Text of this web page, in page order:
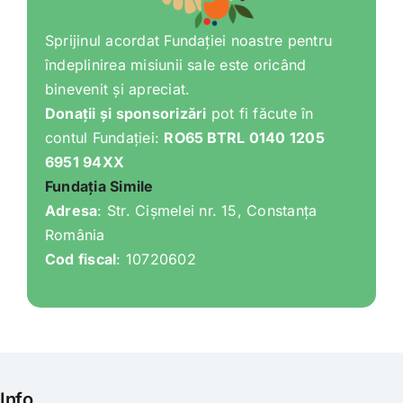
Shop
Tratamente naturale
Iubim fructele
Sprijinul acordat Fundației noastre pentru
îndeplinirea misiunii sale este oricând
binevenit și apreciat.
Donații și sponsorizări pot fi făcute în
contul Fundației: RO65 BTRL 0140 1205
6951 94XX
Fundația Simile
Adresa: Str. Cișmelei nr. 15, Constanța
România
Cod fiscal: 10720602